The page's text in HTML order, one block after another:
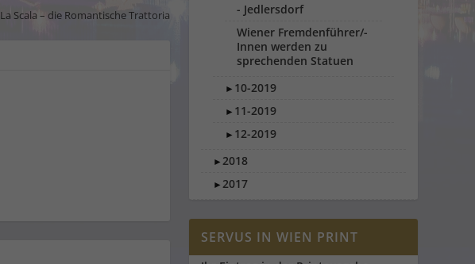
La Scala – die Romantische Trattoria
- Jedlersdorf
Wiener Fremdenführer/-
Innen werden zu
sprechenden Statuen
► 10-2019
► 11-2019
► 12-2019
► 2018
► 2017
SERVUS IN WIEN PRINT